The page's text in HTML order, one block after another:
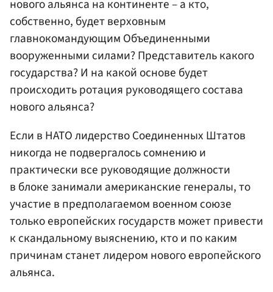
нового альянса на континенте – а кто,
собственно, будет верховным
главнокомандующим Объединенными
вооруженными силами? Представитель какого
государства? И на какой основе будет
происходить ротация руководящего состава
нового альянса?
Если в НАТО лидерство Соединенных Штатов
никогда не подвергалось сомнению и
практически все руководящие должности
в блоке занимали американские генералы, то
участие в предполагаемом военном союзе
только европейских государств может привести
к скандальному выяснению, кто и по каким
причинам станет лидером нового европейского
альянса.